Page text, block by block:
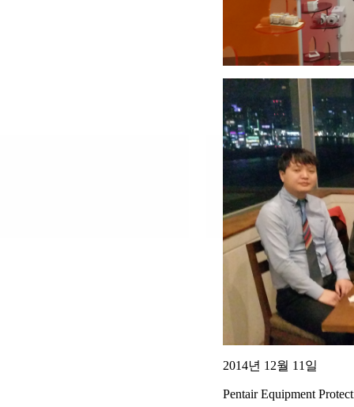
2014년 12월 11일
Pentair Equipment